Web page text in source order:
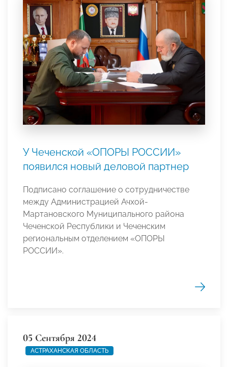
У Чеченской «ОПОРЫ РОССИИ»
появился новый деловой партнер
Подписано соглашение о сотрудничестве
между Администрацией Ачхой-
Мартановского Муниципального района
Чеченской Республики и Чеченским
региональным отделением «ОПОРЫ
РОССИИ».
05 Сентября 2024
АСТРАХАНСКАЯ ОБЛАСТЬ